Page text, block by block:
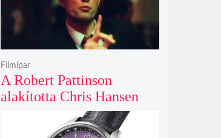
A Robert Pattinson
alakította Chris Hansen
sötét vadászatra indul a
Primetime előzetesében
Filmipar